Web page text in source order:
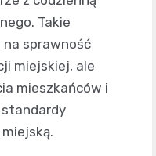
Takie
na sprawność
miejskiej, ale
mieszkańców i